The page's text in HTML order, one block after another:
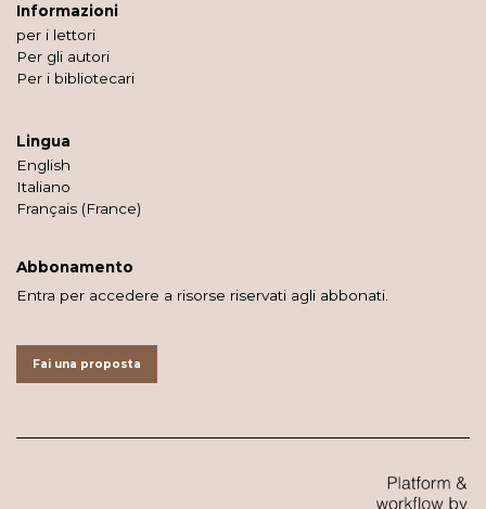
Informazioni
per i lettori
Per gli autori
Per i bibliotecari
Lingua
English
Italiano
Français (France)
Abbonamento
Entra per accedere a risorse riservati agli abbonati.
Fai una proposta